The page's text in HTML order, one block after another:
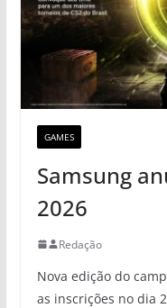
GAMES
Samsung
2026
Redação
Nova edição do
as inscrições no dia